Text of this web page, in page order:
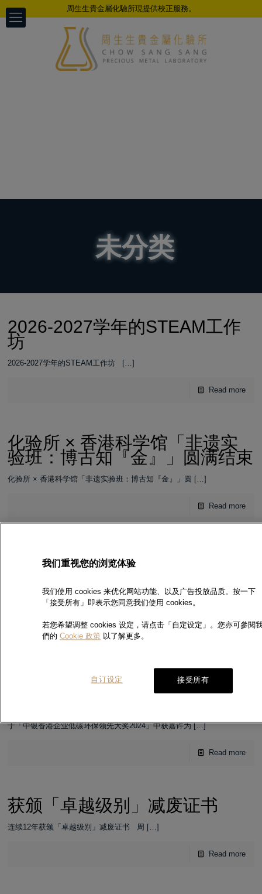
周生生貴金屬化驗所現提供校正服務。
未分类
2026-2027学年的STEAM工作
坊
2026-2027学年的STEAM工作坊 […]
Read more
化验所 × 香港科学馆「非遗实
验班：博古知『金』」圆满结束
化验所 × 香港科学馆「非遗实验班：博古知『金』」圆 […]
Read more
荣获「检测认证人力发展机构
奖-铂金奖」
荣获「检测认证人力发展机构奖-铂金奖」[…]
Read more
于「中银香港企业低碳环保领先
大奖2024」中获嘉许为「环保
于「中银香港企业低碳环保领先大奖2024」中获嘉许为[…]
Read more
获颁「卓越级别」减废证书
连续12年获颁「卓越级别」减废证书 周 […]
Read more
我们重视您的浏览体验
我们使用 cookies 来优化网站功能、以及广告投放品质。按一下
「接受所有」即表示您同意我们使用 cookies。
若您希望调整 cookies 设定，请点击「自定设定」。您亦可參閱
們的 Cookie 政策 以了解更多。
接受所有
自订设定